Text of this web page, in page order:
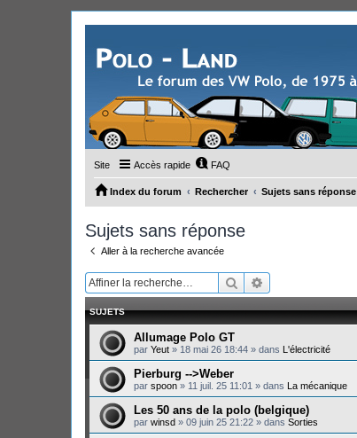
Site Accès rapide FAQ
Index du forum Rechercher Sujets sans réponse
Sujets sans réponse
Aller à la recherche avancée
Rechercher
SUJETS
Allumage Polo GT
par Yeut » 18 mai 26 18:44 » dans L'électricité
Pierburg -->Weber
par spoon » 11 juil. 25 11:01 » dans La mécanique
Les 50 ans de la polo (belgique)
par winsd » 09 juin 25 21:22 » dans Sorties